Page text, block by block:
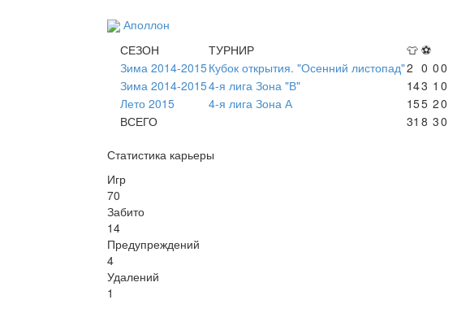
Аполлон
СЕЗОН
ТУРНИР 👕 ⚽
Зима 2014-2015Кубок открытия. "Осенний листопад"2 0 00
Зима 2014-20154-я лига Зона "В" 143 1 0
Лето 2015
4-я лига Зона А 155 20
ВСЕГО
31 8 30
Статистика карьеры
Игр
70
Забито
14
Предупреждений
4
Удалений
1